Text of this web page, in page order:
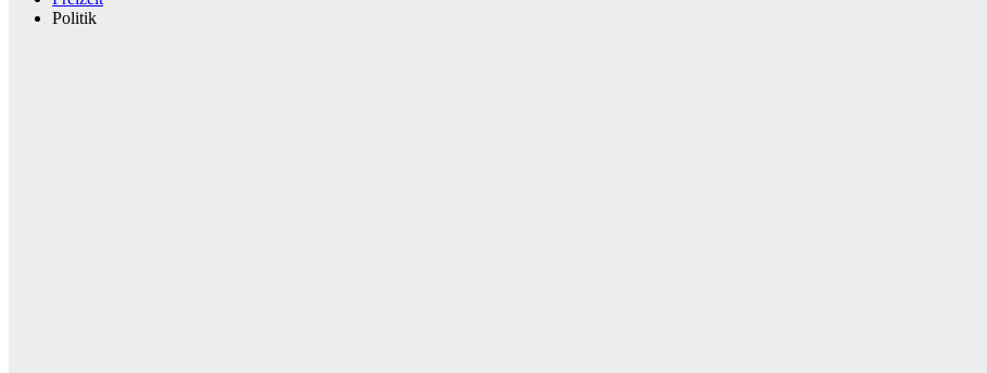
Politik